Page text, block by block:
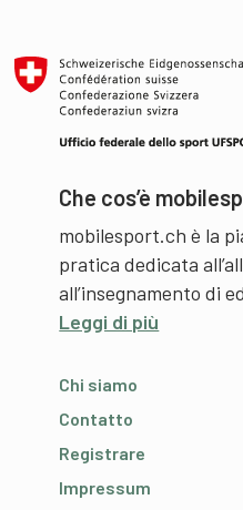
Che cos’è
mobilesport.ch è la
pratica dedicata
all’insegnamento di
Leggi di più
Chi siamo
Contatto
Registrare
Impressum